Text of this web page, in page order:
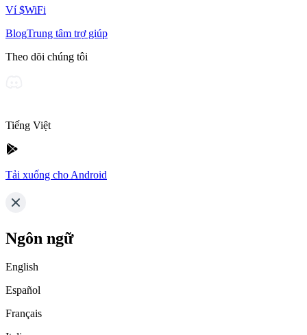
Ví $WiFi
BlogTrung tâm trợ giúp
Theo dõi chúng tôi
Tiếng Việt
Tải xuống cho Android
Ngôn ngữ
English
Español
Français